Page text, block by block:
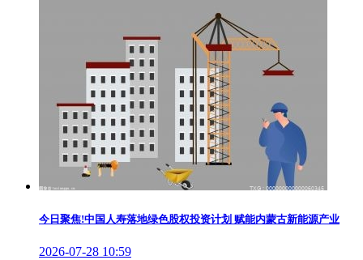
今日聚焦!中国人寿落地绿色股权投资计划 赋能内蒙古新能源产业
2026-07-28 10:59